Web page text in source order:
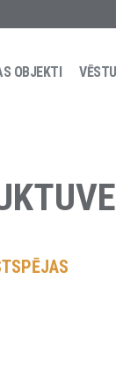
OBJEKTI